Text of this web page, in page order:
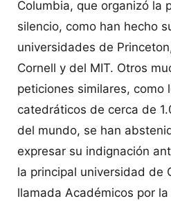
Columbia, que organizó la
silencio, como han hecho
universidades de
Cornell y del MIT. Otros
peticiones similares, como
catedráticos de cerca de
del mundo, se han
expresar su indignación
la principal universidad de
llamada Académicos por